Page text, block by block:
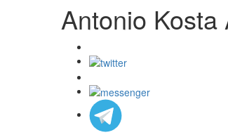
Antonio Kosta